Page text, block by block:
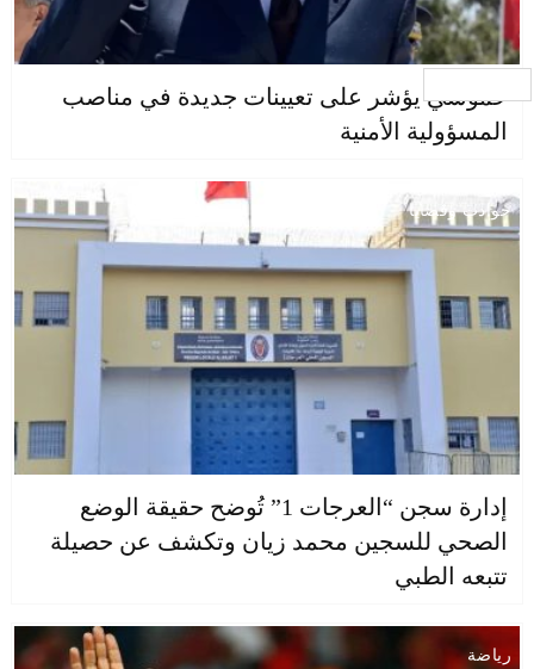
حموشي يؤشر على تعيينات جديدة في مناصب
المسؤولية الأمنية
حوادث وقضايا
إدارة سجن “العرجات 1” تُوضح حقيقة الوضع
الصحي للسجين محمد زيان وتكشف عن حصيلة
تتبعه الطبي
رياضة